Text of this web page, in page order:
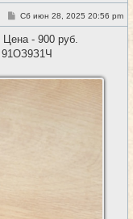
#34
С
о
б
щ
Сб июн 28, 2025 20:56 pm
Цена - 900 руб.
91ОЗ9З1Ч